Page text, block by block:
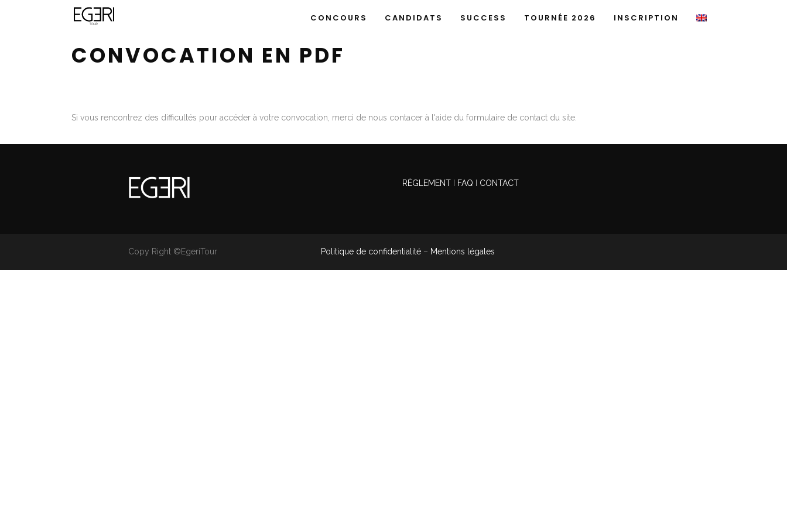
CONCOURS CANDIDATS SUCCESS TOURNÉE 2026 INSCRIPTION
CONVOCATION EN PDF
Si vous rencontrez des difficultés pour accéder à votre convocation, merci de nous contacer à l'aide du formulaire de contact du site.
RÈGLEMENT FAQ CONTACT
Copy Right ©EgeriTour Politique de confidentialité – Mentions légales